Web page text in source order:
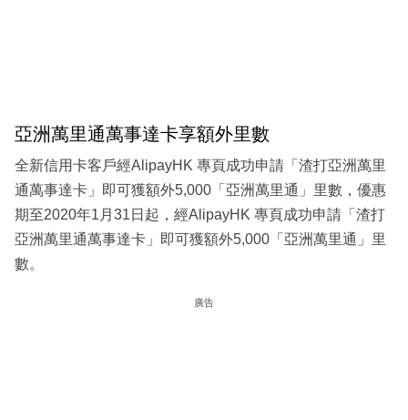
亞洲萬里通萬事達卡享額外里數
全新信用卡客戶經AlipayHK 專頁成功申請「渣打亞洲萬里
通萬事達卡」即可獲額外5,000「亞洲萬里通」里數，優惠
期至2020年1月31日起，經AlipayHK 專頁成功申請「渣打
亞洲萬里通萬事達卡」即可獲額外5,000「亞洲萬里通」里
數。
廣告